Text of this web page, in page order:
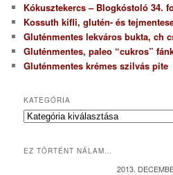
Kókusztekercs – Blogkóstoló 34.
Kossuth kifli, glutén- és
Gluténmentes lekváros bukta, ch
Gluténmentes, paleo “cukros”
Gluténmentes krémes szilvás pite
KATEGÓRIA
K
e
EZ TÖRTÉNT NÁLAM…
2013.